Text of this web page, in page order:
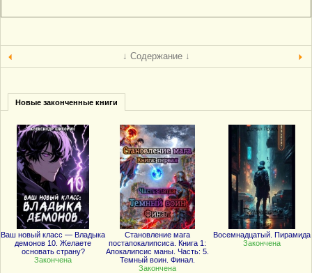
↓ Содержание ↓
Новые законченные книги
Ваш новый класс — Владыка
демонов 10. Желаете
основать страну?
Закончена
Становление мага
постапокалипсиса. Книга 1:
Апокалипсис маны. Часть: 5.
Темный воин. Финал.
Закончена
Восемнадцатый. Пирамида
Закончена